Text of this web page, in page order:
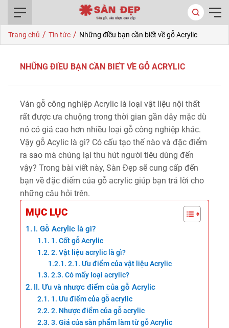
Trang chủ / Tin tức / Những điều bạn cần biết về gỗ Acrylic
NHỮNG ĐIỀU BẠN CẦN BIẾT VỀ GỖ ACRYLIC
Ván gỗ công nghiệp Acrylic là loại vật liệu nội thất
rất được ưa chuộng trong thời gian gần dây mặc dù
nó có giá cao hơn nhiều loại gỗ công nghiệp khác.
Vậy gỗ Acylic là gì? Có cấu tạo thế nào và đặc điểm
ra sao mà chúng lại thu hút người tiêu dùng đến
vậy? Trong bài viết này, Sàn Đẹp sẽ cung cấp đến
bạn về đặc điểm của gỗ acrylic giúp bạn trả lời cho
những câu hỏi trên.
MỤC LỤC
I. Gỗ Acrylic là gì?
1. Cốt gỗ Acrylic
2. Vật liệu acrylic là gì?
2.1. Ưu điểm của vật liệu Acrylic
2.3. Có mấy loại acrylic?
II. Ưu và nhược điểm của gỗ Acrylic
1. Ưu điểm của gỗ acrylic
2. Nhược điểm của gỗ acrylic
3. Giá của sàn phẩm làm từ gỗ Acrylic